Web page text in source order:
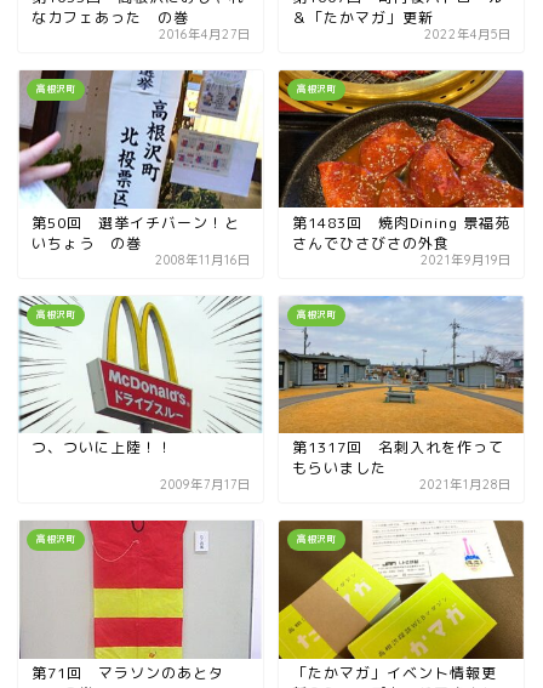
なカフェあった の巻
2016年4月27日
＆「たかマガ」更新
2022年4月5日
高根沢町
第50回 選挙イチバーン！と
いちょう の巻
2008年11月16日
高根沢町
第1483回 焼肉Dining 景福苑
さんでひさびさの外食
2021年9月19日
高根沢町
つ、ついに上陸！！
2009年7月17日
高根沢町
第1317回 名刺入れを作って
もらいました
2021年1月28日
高根沢町
第71回 マラソンのあとタ
高根沢町
「たかマガ」イベント情報更